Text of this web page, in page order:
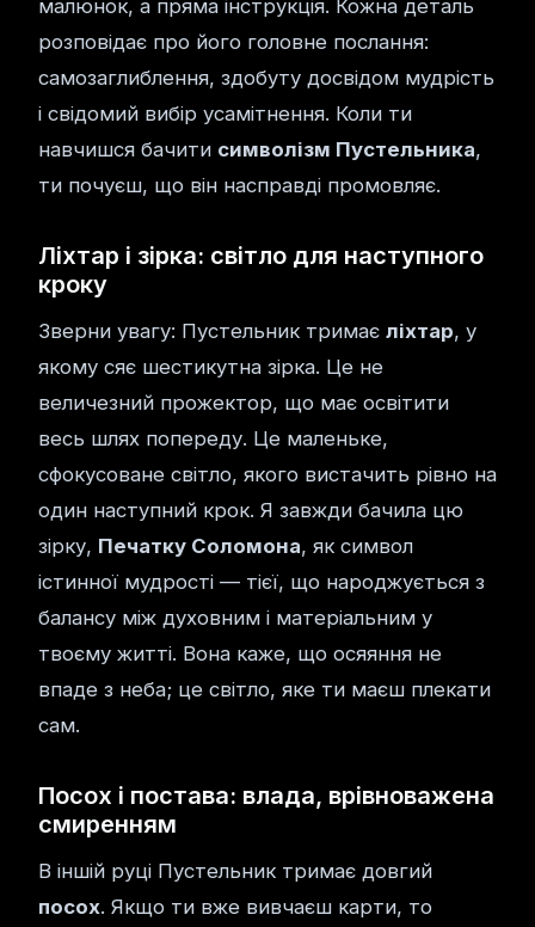
малюнок, а пряма інструкція. Кожна деталь
розповідає про його головне послання:
самозаглиблення, здобуту досвідом мудрість
і свідомий вибір усамітнення. Коли ти
навчишся бачити символізм Пустельника,
ти почуєш, що він насправді промовляє.
Ліхтар і зірка: світло для наступного
кроку
Зверни увагу: Пустельник тримає ліхтар, у
якому сяє шестикутна зірка. Це не
величезний прожектор, що має освітити
весь шлях попереду. Це маленьке,
сфокусоване світло, якого вистачить рівно на
один наступний крок. Я завжди бачила цю
зірку, Печатку Соломона, як символ
істинної мудрості — тієї, що народжується з
балансу між духовним і матеріальним у
твоєму житті. Вона каже, що осяяння не
впаде з неба; це світло, яке ти маєш плекати
сам.
Посох і постава: влада, врівноважена
смиренням
В іншій руці Пустельник тримає довгий
посох. Якщо ти вже вивчаєш карти, то